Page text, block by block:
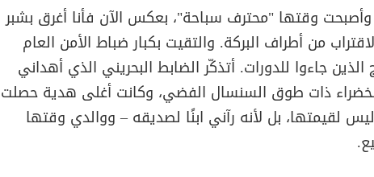
وأصبحت وقتها "محترف سباحة"، بعكس الآن فأنا أغرق بشبر
من أطراف البركة. والتقيت بكبار ضباط الأمن العام
جاءوا للدورات. أتذكّر الضابط البحريني الذي أهداني
ذات طوق السنسال الفضي، وكانت أغلى هدية حصلت
لقيمتها، بل لأنه رآني ابنًا لصديقه – ووالدي وقتها